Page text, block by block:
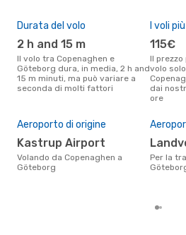
Durata del volo
2 h and 15 m
Il volo tra Copenaghen e
Göteborg dura, in media, 2 h and
15 m minuti, ma può variare a
seconda di molti fattori
I voli
115€
Il prezzo più economico per un
volo
dai
ore
Aeroporto di origine
Kastrup Airport
Volando da Copenaghen a
Göteborg
Per la tratta da Copenaghen a